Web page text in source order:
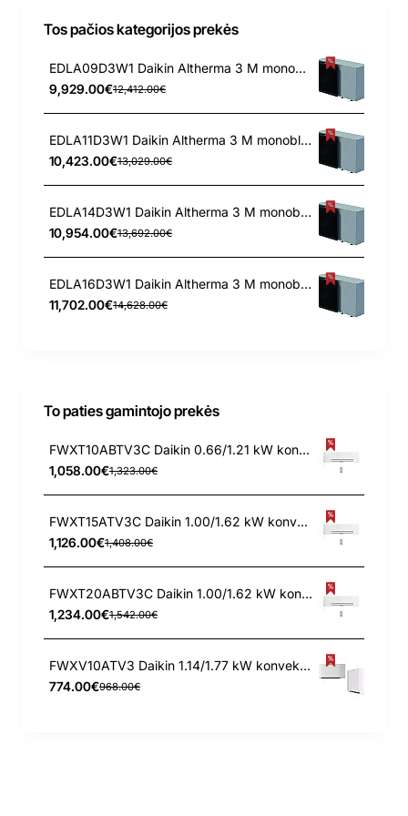
Tos pačios kategorijos prekės
EDLA09D3W1 Daikin Altherma 3 M monoblokas 9.37 kW oras-vanduo šilumos siurblys
9,929.00€12,412.00€
EDLA11D3W1 Daikin Altherma 3 M monoblokas 10.06 kW oras-vanduo šilumos siurblys
10,423.00€13,029.00€
EDLA14D3W1 Daikin Altherma 3 M monoblokas 12.0 kW oras-vanduo šilumos siurblys
10,954.00€13,692.00€
EDLA16D3W1 Daikin Altherma 3 M monoblokas 16.0 kW oras-vanduo šilumos siurblys
11,702.00€14,628.00€
To paties gamintojo prekės
FWXT10ABTV3C Daikin 0.66/1.21 kW konvektorius
1,058.00€1,323.00€
FWXT15ATV3C Daikin 1.00/1.62 kW konvektorius
1,126.00€1,408.00€
FWXT20ABTV3C Daikin 1.00/1.62 kW konvektorius
1,234.00€1,542.00€
FWXV10ATV3 Daikin 1.14/1.77 kW konvektorius
774.00€968.00€